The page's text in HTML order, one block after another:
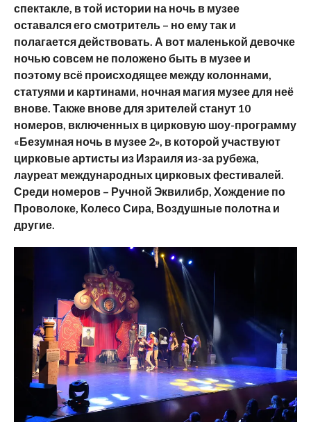
спектакле, в той истории на ночь в музее
оставался его смотритель – но ему так и
полагается действовать. А вот маленькой девочке
ночью совсем не положено быть в музее и
поэтому всё происходящее между колоннами,
статуями и картинами, ночная магия музее для неё
внове. Также внове для зрителей станут 10
номеров, включенных в цирковую шоу-программу
«Безумная ночь в музее 2», в которой участвуют
цирковые артисты из Израиля из-за рубежа,
лауреат международных цирковых фестивалей.
Среди номеров – Ручной Эквилибр, Хождение по
Проволоке, Колесо Сира, Воздушные полотна и
другие.